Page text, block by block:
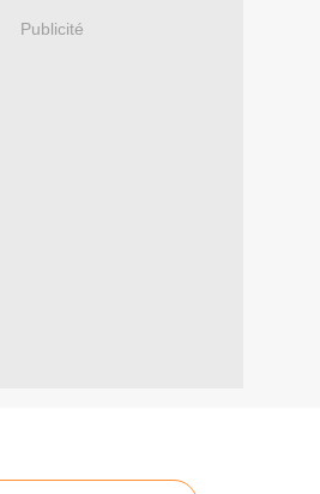
Publicité